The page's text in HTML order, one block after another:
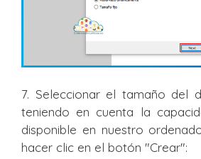
7. Seleccionar el tamaño del
teniendo en cuenta la
disponible en nuestro
hacer clic en el botón "Crear":